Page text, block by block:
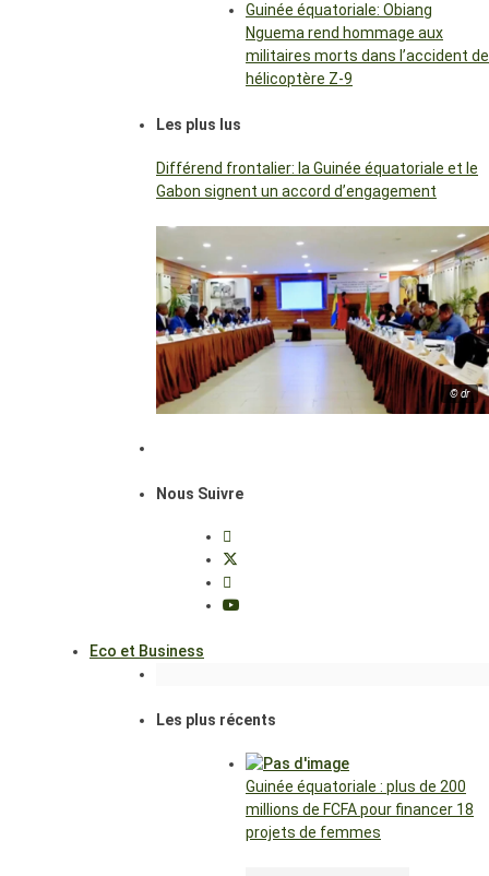
Guinée équatoriale: Obiang
Nguema rend hommage aux
militaires morts dans l’accident de
hélicoptère Z-9
Les plus lus
Différend frontalier: la Guinée équatoriale et le
Gabon signent un accord d’engagement
© dr
Nous Suivre
Eco et Business
Les plus récents
Guinée équatoriale : plus de 200
millions de FCFA pour financer 18
projets de femmes